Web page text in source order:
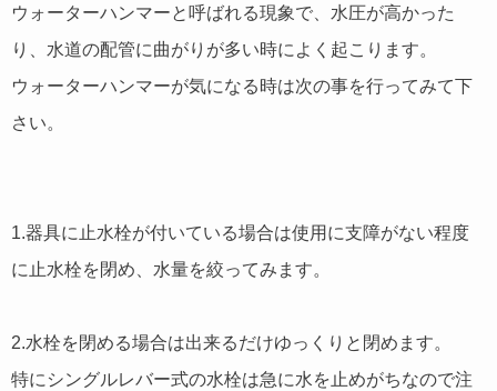
ウォーターハンマーと呼ばれる現象で、水圧が高かった
り、水道の配管に曲がりが多い時によく起こります。
ウォーターハンマーが気になる時は次の事を行ってみて下
さい。
1.器具に止水栓が付いている場合は使用に支障がない程度
に止水栓を閉め、水量を絞ってみます。
2.水栓を閉める場合は出来るだけゆっくりと閉めます。
特にシングルレバー式の水栓は急に水を止めがちなので注